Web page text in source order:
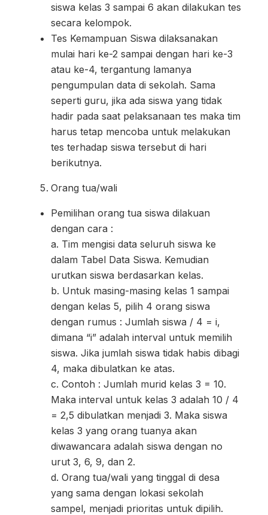
siswa kelas 3 sampai 6 akan dilakukan tes
secara kelompok.
Tes Kemampuan Siswa dilaksanakan
mulai hari ke-2 sampai dengan hari ke-3
atau ke-4, tergantung lamanya
pengumpulan data di sekolah. Sama
seperti guru, jika ada siswa yang tidak
hadir pada saat pelaksanaan tes maka tim
harus tetap mencoba untuk melakukan
tes terhadap siswa tersebut di hari
berikutnya.
Orang tua/wali
Pemilihan orang tua siswa dilakuan
dengan cara :
a. Tim mengisi data seluruh siswa ke
dalam Tabel Data Siswa. Kemudian
urutkan siswa berdasarkan kelas.
b. Untuk masing-masing kelas 1 sampai
dengan kelas 5, pilih 4 orang siswa
dengan rumus : Jumlah siswa / 4 = i,
dimana “i” adalah interval untuk memilih
siswa. Jika jumlah siswa tidak habis dibagi
4, maka dibulatkan ke atas.
c. Contoh : Jumlah murid kelas 3 = 10.
Maka interval untuk kelas 3 adalah 10 / 4
= 2,5 dibulatkan menjadi 3. Maka siswa
kelas 3 yang orang tuanya akan
diwawancara adalah siswa dengan no
urut 3, 6, 9, dan 2.
d. Orang tua/wali yang tinggal di desa
yang sama dengan lokasi sekolah
sampel, menjadi prioritas untuk dipilih.